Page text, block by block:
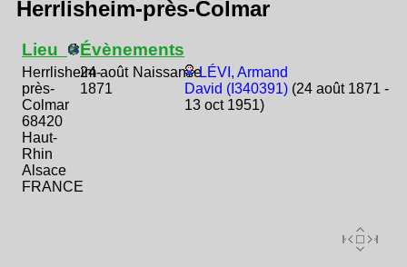
Herrlisheim-près-Colmar
Lieu
Herrlisheim-
près-
Colmar
68420
Haut-
Rhin
Alsace
FRANCE
Évènements
24 août
1871
NaissanceLÉVI, Armand
David (I340391) (24 août 1871 -
13 oct 1951)